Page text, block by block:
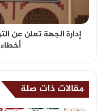
إدارة الجهة تعلن عن
مقالات ذات صلة